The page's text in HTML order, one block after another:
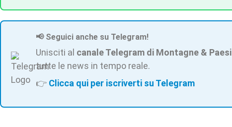
📢 Seguici anche su Telegram!
Unisciti al canale Telegram di Montagne & Paesi
tutte le news in tempo reale.
👉 Clicca qui per iscriverti su Telegram